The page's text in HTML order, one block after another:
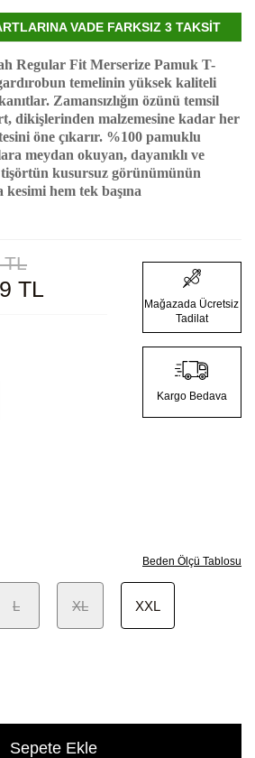
VADE FARKSIZ 3 TAKSİT
Regular Fit Merserize Pamuk T-
temelinin yüksek kaliteli
Zamansızlığın özünü temsil
dikişlerinden malzemesine kadar her
öne çıkarır. %100 pamuklu
meydan okuyan, dayanıklı ve
tişörtün kusursuz görünümünün
hem tek başına
TL
TL
Mağazada Ücretsiz
Tadilat
Kargo Bedava
Beden Ölçü Tablosu
L XL XXL
Sepete Ekle